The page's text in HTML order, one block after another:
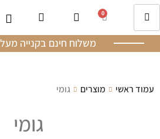
0
משלוח חינם בקנייה מעל 350 ש"ח
עמוד ראשי מוצרים גומי
גומי